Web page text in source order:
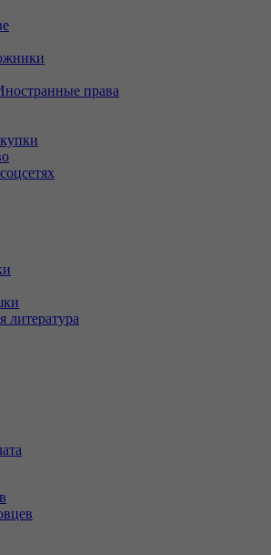
права
литература